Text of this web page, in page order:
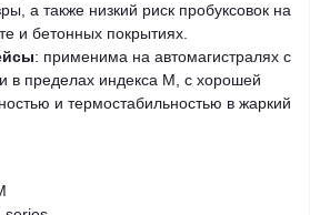
а также низкий риск пробуксовок на
и бетонных покрытиях.
: применима на автомагистралях с
в пределах индекса M, с хорошей
и термостабильностью в жаркий